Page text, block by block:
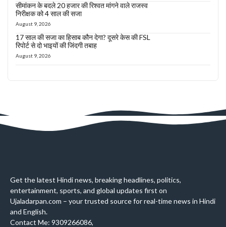
सीमांकन के बदले 20 हजार की रिश्वत मांगने वाले राजस्व
निरीक्षक को 4 साल की सजा
August 9, 2026
17 साल की सजा का हिसाब कौन देगा? दूसरे केस की FSL
रिपोर्ट से दो भाइयों की जिंदगी तबाह
August 9, 2026
Get the latest Hindi news, breaking headlines, politics,
entertainment, sports, and global updates first on
Ujaladarpan.com – your trusted source for real-time news in Hindi
and English.
Contact Me: 9309266086,